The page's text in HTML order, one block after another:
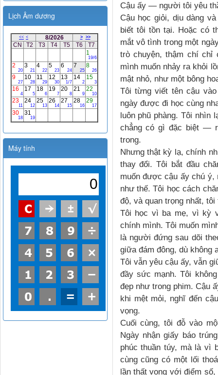
Cậu ấy — người tôi yêu
Cậu học giỏi, dịu dàng
biết tôi tồn tại. Hoặc có
mắt vô tình trong một
trò chuyện, thậm chí
mình muốn nhảy ra khỏi
mật nhỏ, như một bông
Tôi từng viết tên cậu
ngày được đi học cùng
luôn phũ phàng. Tôi nhìn
chẳng có gì đặc biệt —
trong.
Nhưng thật kỳ lạ, chính
thay đổi. Tôi bắt đầu
muốn được cậu ấy chú
như thế. Tôi học cách
độ, và quan trọng nhất,
Tôi học vì ba mẹ, vì kỳ
chính mình. Tôi muốn
là người đứng sau dõi
giữa đám đông, dù không
Tôi vẫn yêu cậu ấy, vẫn
đầy sức mạnh. Tôi
đẹp như trong phim. Cậu
khi mệt mỏi, nghĩ đến
vọng.
Cuối cùng, tôi đỗ vào
Ngày nhận giấy báo
phúc thuần túy, mà là vì
cùng cũng có một lối
lần thất vọng với điểm
Lịch Âm dương
Máy tính